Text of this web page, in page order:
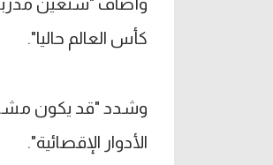
كأس العالم حاليا".
وشدد "قد يكون
الأدوار الإقصائية".